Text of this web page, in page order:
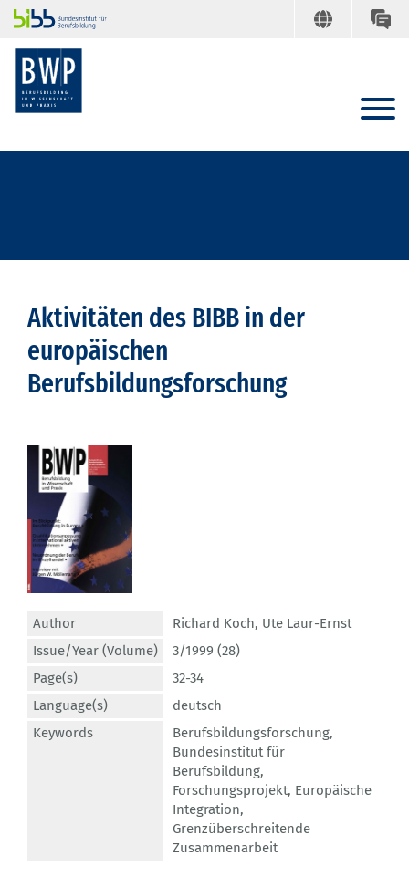
Aktivitäten des BIBB in der
europäischen
Berufsbildungsforschung
Author Richard Koch, Ute Laur-Ernst
Issue/Year (Volume)
3/1999 (28)
Page(s)
32-34
Language(s)
deutsch
Keywords
Berufsbildungsforschung,
Bundesinstitut für
Berufsbildung,
Forschungsprojekt, Europäische
Integration,
Grenzüberschreitende
Zusammenarbeit